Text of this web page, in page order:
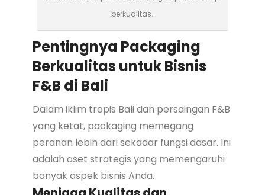
berkualitas.
Pentingnya Packaging
Berkualitas untuk Bisnis
F&B di Bali
Dalam iklim tropis Bali dan persaingan F&B
yang ketat, packaging memegang
peranan lebih dari sekadar fungsi dasar. Ini
adalah aset strategis yang memengaruhi
banyak aspek bisnis Anda.